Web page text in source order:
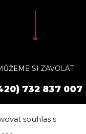
souhlas s
SI ZAVOLAT
732 837 007